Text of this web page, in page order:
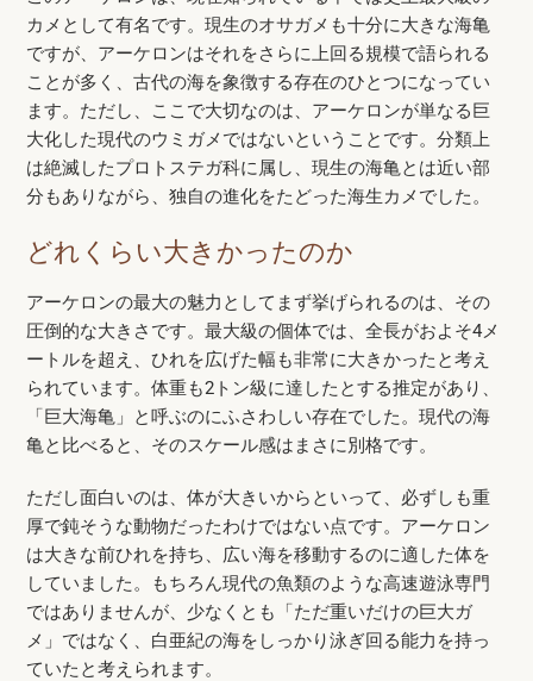
カメとして有名です。現生のオサガメも十分に大きな海亀
ですが、アーケロンはそれをさらに上回る規模で語られる
ことが多く、古代の海を象徴する存在のひとつになってい
ます。ただし、ここで大切なのは、アーケロンが単なる巨
大化した現代のウミガメではないということです。分類上
は絶滅したプロトステガ科に属し、現生の海亀とは近い部
分もありながら、独自の進化をたどった海生カメでした。
どれくらい大きかったのか
アーケロンの最大の魅力としてまず挙げられるのは、その
圧倒的な大きさです。最大級の個体では、全長がおよそ4メ
ートルを超え、ひれを広げた幅も非常に大きかったと考え
られています。体重も2トン級に達したとする推定があり、
「巨大海亀」と呼ぶのにふさわしい存在でした。現代の海
亀と比べると、そのスケール感はまさに別格です。
ただし面白いのは、体が大きいからといって、必ずしも重
厚で鈍そうな動物だったわけではない点です。アーケロン
は大きな前ひれを持ち、広い海を移動するのに適した体を
していました。もちろん現代の魚類のような高速遊泳専門
ではありませんが、少なくとも「ただ重いだけの巨大ガ
メ」ではなく、白亜紀の海をしっかり泳ぎ回る能力を持っ
ていたと考えられます。